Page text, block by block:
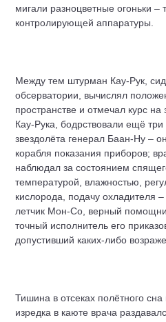
мигали разноцветные огоньки
контролирующей аппаратуры.
Между тем штурман Кау-Рук,
обсерватории, вычислял
пространстве и отмечал курс
Кау-Рука, бодрствовали ещё
звездолёта генерал Баан-Ну –
корабля показания приборов;
наблюдал за состоянием
температурой, влажностью,
кислорода, подачу охладителя
летчик Мон-Со, верный
точный исполнитель его
допустивший каких-либо
Тишина в отсеках полётного
изредка в каюте врача